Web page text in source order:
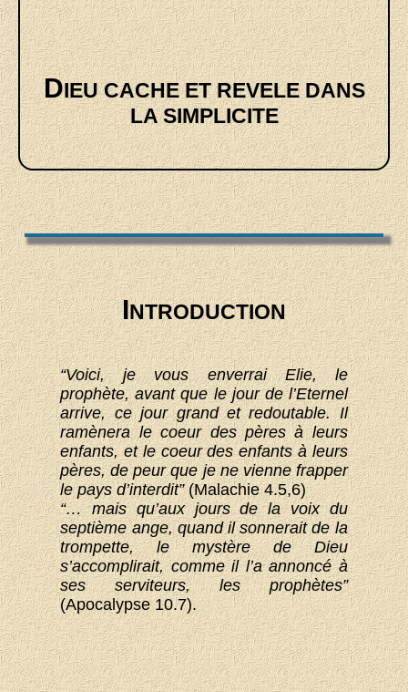
DIEU CACHE ET REVELE DANS
LA SIMPLICITE
INTRODUCTION
“Voici, je vous enverrai Elie, le
prophète, avant que le jour de l’Eternel
arrive, ce jour grand et redoutable. Il
ramènera le coeur des pères à leurs
enfants, et le coeur des enfants à leurs
pères, de peur que je ne vienne frapper
le pays d’interdit”(Malachie 4.5,6)
“… mais qu’aux jours de la voix du
septième ange, quand il sonnerait de la
trompette, le mystère de Dieu
s’accomplirait, comme il l’a annoncé à
ses serviteurs, les prophètes”
(Apocalypse 10.7).